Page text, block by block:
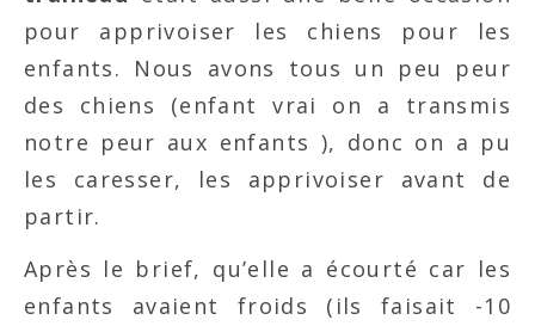
pour apprivoiser les chiens pour les
enfants. Nous avons tous un peu peur
des chiens (enfant vrai on a transmis
notre peur aux enfants ), donc on a pu
les caresser, les apprivoiser avant de
partir.
Après le brief, qu’elle a écourté car les
enfants avaient froids (ils faisait -10